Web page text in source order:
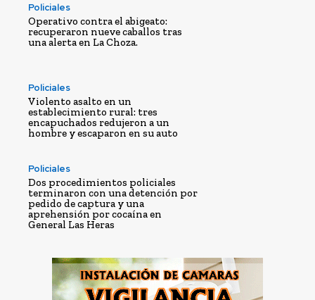
Policiales
Operativo contra el abigeato:
recuperaron nueve caballos tras
una alerta en La Choza.
Policiales
Violento asalto en un
establecimiento rural: tres
encapuchados redujeron a un
hombre y escaparon en su auto
Policiales
Dos procedimientos policiales
terminaron con una detención por
pedido de captura y una
aprehensión por cocaína en
General Las Heras